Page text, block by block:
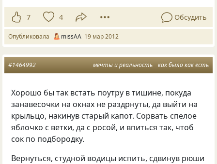
7 4 Обсудить
Опубликовала missAA 19 мар 2012
мечты и реальность как было как есть
#1464992
Хорошо бы так встать поутру в тишине, покуда
занавесочки на окнах не раздрнуты, да выйти на
крыльцо, накинув старый капот. Сорвать спелое
яблочко с ветки, да с росой, и впиться так, чтоб
сок по подбородку.
Вернуться, студной водицы испить, сдвинув рюши